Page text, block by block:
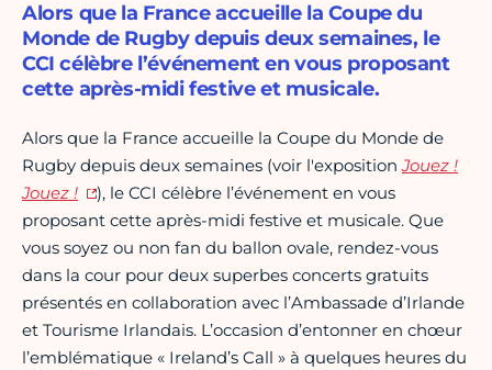
Alors que la France accueille la Coupe du
Monde de Rugby depuis deux semaines, le
CCI célèbre l’événement en vous proposant
cette après-midi festive et musicale.
Alors que la France accueille la Coupe du Monde de
Rugby depuis deux semaines (voir l'expositionJouez !
Jouez !
), le CCI célèbre l’événement en vous
proposant cette après-midi festive et musicale. Que
vous soyez ou non fan du ballon ovale, rendez-vous
dans la cour pour deux superbes concerts gratuits
présentés en collaboration avec l’Ambassade d’Irlande
et Tourisme Irlandais. L’occasion d’entonner en chœur
l’emblématique « Ireland’s Call » à quelques heures du